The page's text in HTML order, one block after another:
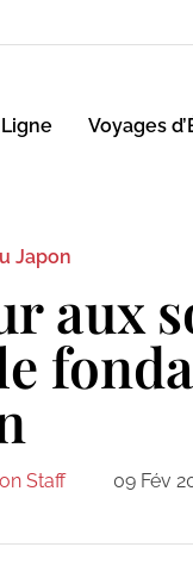
Voyages
Japon
aux
Staff 09 Fév